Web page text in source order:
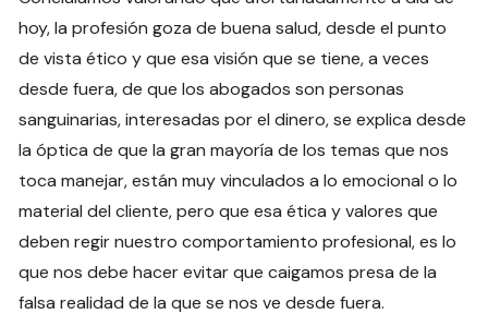
hoy, la profesión goza de buena salud, desde el punto
de vista ético y que esa visión que se tiene, a veces
desde fuera, de que los abogados son personas
sanguinarias, interesadas por el dinero, se explica desde
la óptica de que la gran mayoría de los temas que nos
toca manejar, están muy vinculados a lo emocional o lo
material del cliente, pero que esa ética y valores que
deben regir nuestro comportamiento profesional, es lo
que nos debe hacer evitar que caigamos presa de la
falsa realidad de la que se nos ve desde fuera.